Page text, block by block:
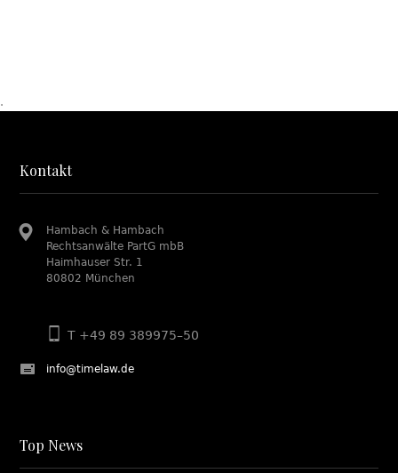
.
Kontakt
Hambach & Hambach
Rechtsanwälte PartG mbB
Haimhauser Str. 1
80802 München
T +49 89 389975–50
info@timelaw.de
Top News